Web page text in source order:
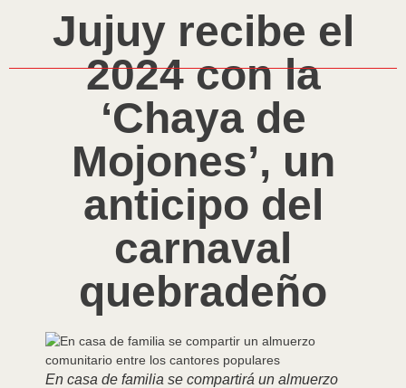
Jujuy recibe el
2024 con la
‘Chaya de
Mojones’, un
anticipo del
carnaval
quebradeño
En casa de familia se compartirá un almuerzo